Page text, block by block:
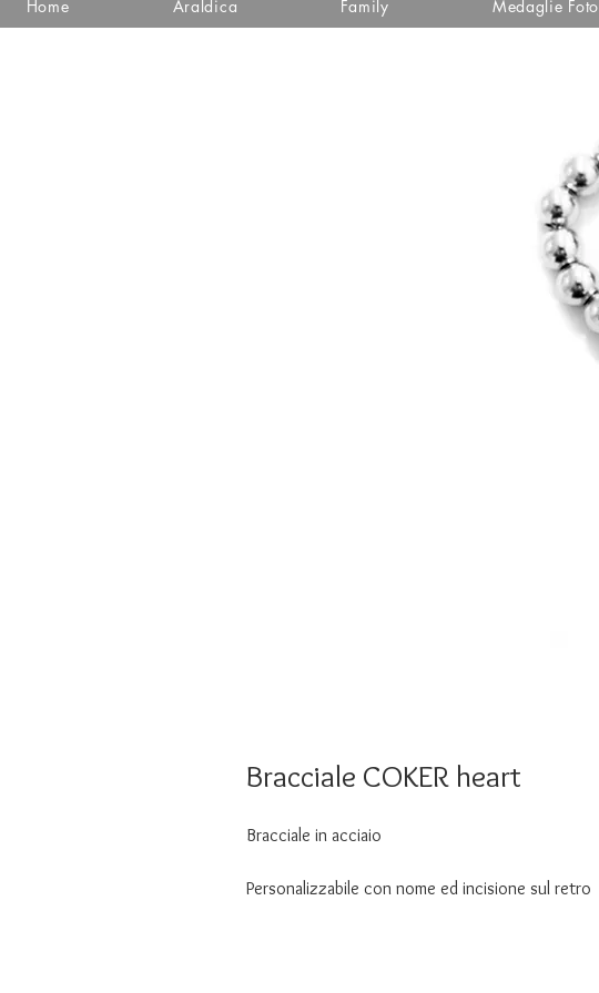
Home Araldica Family Medaglie Foto
Bracciale COKER heart
Bracciale in acciaio
Personalizzabile con nome ed incisione sul retro